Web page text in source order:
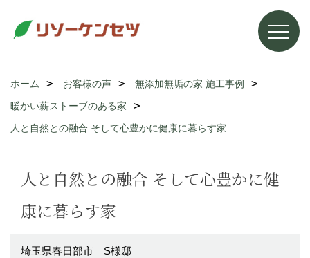
ホーム お客様の声
無添加無垢の家 施工事例
暖かい薪ストーブのある家
人と自然との融合 そして心豊かに健康に暮らす家
人と自然との融合 そして心豊かに健
康に暮らす家
埼玉県春日部市 S様邸